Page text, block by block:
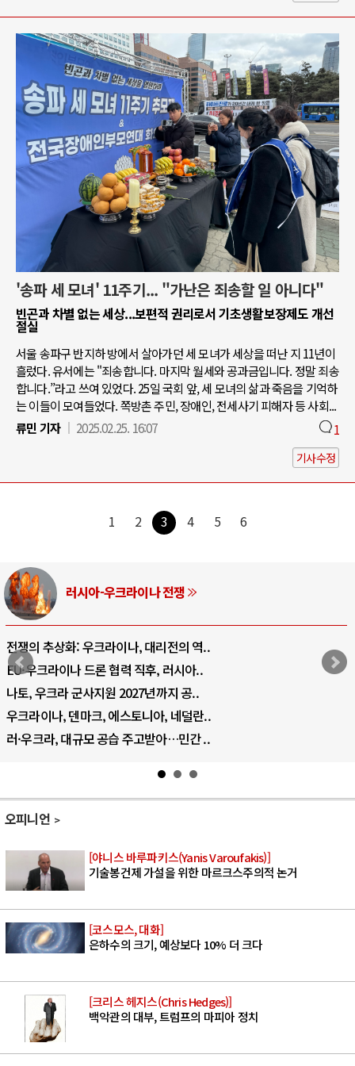
'송파 세 모녀' 11주기... "가난은 죄송할 일 아니다"
빈곤과 차별 없는 세상...보편적 권리로서 기초생활보장제도 개선
절실
서울 송파구 반지하 방에서 살아가던 세 모녀가 세상을 떠난 지 11년이
흘렀다. 유서에는 "죄송합니다. 마지막 월세와 공과금입니다. 정말 죄송
합니다.”라고 쓰여 있었다. 25일 국회 앞, 세 모녀의 삶과 죽음을 기억하
는 이들이 모여들었다. 쪽방촌 주민, 장애인, 전세사기 피해자 등 사회...
류민 기자
2025.02.25. 16:07 1
기사수정
1 2 3 4 5 6
러시아-우크라이나 전쟁
전쟁의 추상화: 우크라이나, 대리전의 역..
EU·우크라이나 드론 협력 직후, 러시아..
나토, 우크라 군사지원 2027년까지 공..
우크라이나, 덴마크, 에스토니아, 네덜란..
러·우크라, 대규모 공습 주고받아…민간 ..
오피니언
[야니스 바루파키스(Yanis Varoufakis)]
기술봉건제 가설을 위한 마르크스주의적 논거
[코스모스, 대화]
은하수의 크기, 예상보다 10% 더 크다
[크리스 헤지스(Chris Hedges)]
백악관의 대부, 트럼프의 마피아 정치